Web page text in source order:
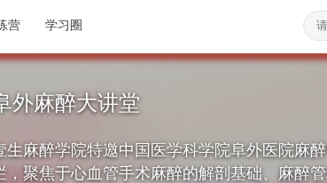
营 学习圈
外麻醉大讲堂
生麻醉学院特邀中国医学科学院阜外医院麻
，聚焦于心血管手术麻醉的解剖基础、麻醉